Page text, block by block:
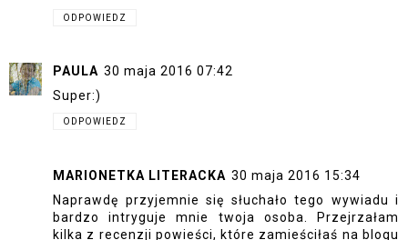
ODPOWIEDZ
PAULA 30 maja 2016 07:42
Super:)
ODPOWIEDZ
MARIONETKA LITERACKA 30 maja 2016 15:34
Naprawdę przyjemnie się słuchało tego wywiadu i
bardzo intryguje mnie twoja osoba. Przejrzałam
kilka z recenzji powieści, które zamieściłaś na blogu